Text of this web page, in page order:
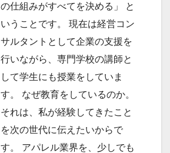
の仕組みがすべてを決める」 と
いうことです。 現在は経営コン
サルタントとして企業の支援を
行いながら、専門学校の講師と
して学生にも授業をしていま
す。 なぜ教育をしているのか。
それは、私が経験してきたこと
を次の世代に伝えたいからで
す。 アパレル業界を、少しでも